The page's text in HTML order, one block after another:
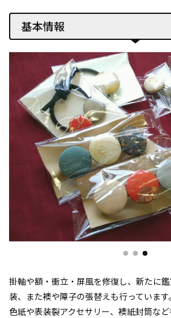
基本情報
掛軸や額・衝立・屏風を修復し、新たに
装、また襖や障子の張替えも行っていま
色紙や表装裂アクセサリー、襖紙封筒な